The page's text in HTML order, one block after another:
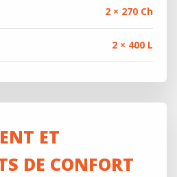
2 × 270 Ch
2 × 400 L
ET
DE CONFORT